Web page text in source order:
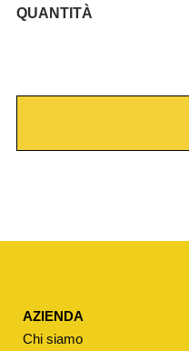
QUANTITÀ
C
T
C
P
M
AZIENDA
Chi siamo